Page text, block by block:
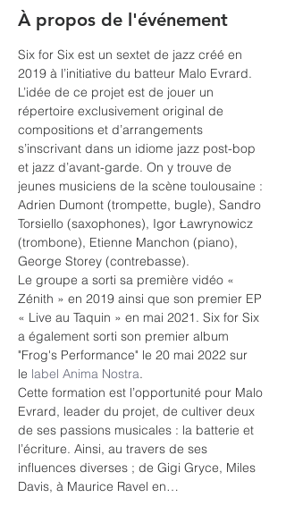
À propos de l'événement
Six for Six est un sextet de jazz créé en
2019 à l’initiative du batteur Malo Evrard.
L’idée de ce projet est de jouer un
répertoire exclusivement original de
compositions et d’arrangements
s’inscrivant dans un idiome jazz post-bop
et jazz d’avant-garde. On y trouve de
jeunes musiciens de la scène toulousaine :
Adrien Dumont (trompette, bugle), Sandro
Torsiello (saxophones), Igor Ławrynowicz
(trombone), Etienne Manchon (piano),
George Storey (contrebasse).
Le groupe a sorti sa première vidéo «
Zénith » en 2019 ainsi que son premier EP
« Live au Taquin » en mai 2021. Six for Six
a également sorti son premier album
"Frog's Performance" le 20 mai 2022 sur
le label Anima Nostra.
Cette formation est l’opportunité pour Malo
Evrard, leader du projet, de cultiver deux
de ses passions musicales : la batterie et
l’écriture. Ainsi, au travers de ses
influences diverses ; de Gigi Gryce, Miles
Davis, à Maurice Ravel en…